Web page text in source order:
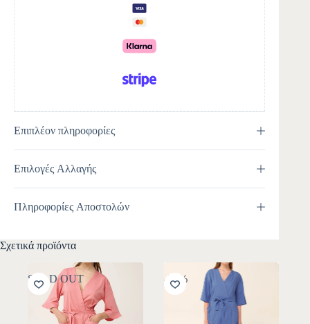
t
i
v
e
:
Επιπλέον πληροφορίες
Επιλογές Αλλαγής
Πληροφορίες Αποστολών
Σχετικά προϊόντα
SOLD OUT -30%